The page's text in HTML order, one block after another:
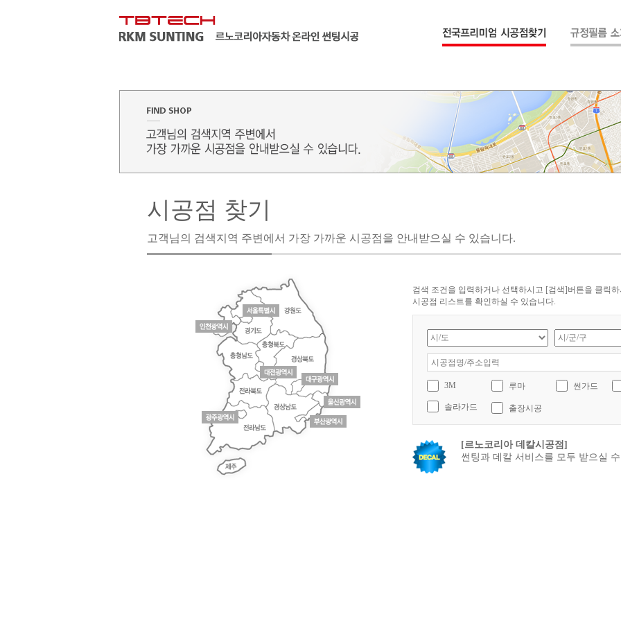
시공점 찾기
고객님의 검색지역 주변에서 가장 가까운 시공점을 안내받으실 수 있습니다.
검색 조건을 입력하거나 선택하시고 [검색]버튼을 클릭
시공점 리스트를 확인하실 수 있습니다.
3M
솔라가드
루마
출장시공
썬가드
[르노코리아 데칼시공점]
썬팅과 데칼 서비스를 모두 받으실